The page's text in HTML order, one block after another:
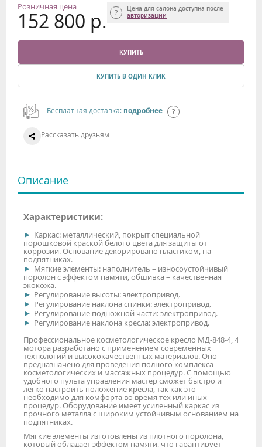
Розничная цена
152 800 р.
Цена для салона доступна после
авторизации
КУПИТЬ
КУПИТЬ В ОДИН КЛИК
Бесплатная доставка: подробнее
Рассказать друзьям
Описание
Характеристики:
Каркас: металлический, покрыт специальной
порошковой краской белого цвета для защиты от
коррозии. Основание декорировано пластиком, на
подпятниках.
Мягкие элементы: наполнитель – износоустойчивый
поролон с эффектом памяти, обшивка – качественная
экокожа.
Регулирование высоты: электропривод.
Регулирование наклона спинки: электропривод.
Регулирование подножной части: электропривод.
Регулирование наклона кресла: электропривод.
Профессиональное косметологическое кресло МД-848-4, 4
мотора разработано с применением современных
технологий и высококачественных материалов. Оно
предназначено для проведения полного комплекса
косметологических и массажных процедур. С помощью
удобного пульта управления мастер сможет быстро и
легко настроить положение кресла, так как это
необходимо для комфорта во время тех или иных
процедур. Оборудование имеет усиленный каркас из
прочного металла с широким устойчивым основанием на
подпятниках.
Мягкие элементы изготовлены из плотного поролона,
который обладает эффектом памяти, что гарантирует